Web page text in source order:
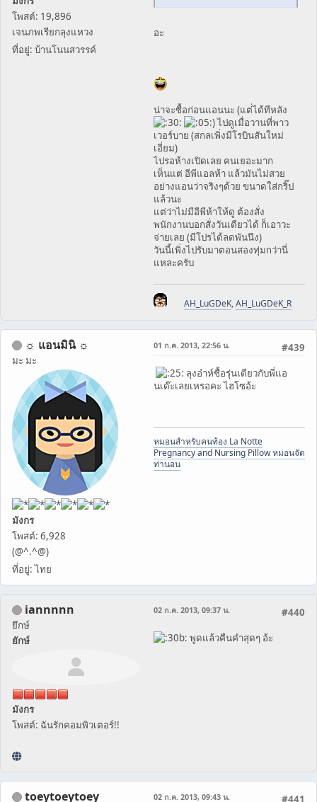
โพสต์: 19,896
เจนภพเรียกลุงแหวง
ที่อยู่: บ้านโนนสวรรค์
อะ
น่าจะซื้อก่อนแอนนะ (แต่ได้ทีหลัง
) ไปดูเมื่อวานที่พาว
เวอร์บาย (สกลเพิ่งมีโรบินสันใหม่
เอี่ยม)
ไปรอห้างเปิดเลย คนเยอะมาก
เห็นแต่ อีพีแอลห้า แล้วมันไม่สวย
อย่างแอนว่าจริงๆด้วย ขนาดใส่กริ๊ป
แล้วนะ
แต่ว่าไม่มีอีพีห้าให้ดู ต้องสั่ง
พนักงานบอกสั่งวันเดียวได้ ก็เอาวะ
จ่ายเลย (มีโปรได้ลดพันนึง)
วันนี้เพิ่งไปรับมาตอนสองทุ่มกว่านี่
แหละครับ
AH_LuGDeK,AH_LuGDeK_R
☼ แอนมินิ ☼
มะ มะ
มังกร
โพสต์: 6,928
(@^.^@)
ที่อยู่: ไทย
#439
01 ก.ค. 2013, 22:56 น.
ลุงอ๋าห์ซื้อรุ่นเดียวกับพี่แอ
นเด๊ะเลยเหรอคะ ไฮโซอ้ะ
หมอนสำหรับคนท้อง La Notte
Pregnancy and Nursing Pillow หมอนจัด
ท่านอน
iannnnn
ยึกษ์
ยักษ์
มังกร
โพสต์: ฉันรักคอมพิวเตอร์!!
#440
02 ก.ค. 2013, 09:37 น.
พูดแล้วคืนคำสุดๆ อ้ะ
toeytoeytoey #441
02 ก.ค. 2013, 09:43 น.